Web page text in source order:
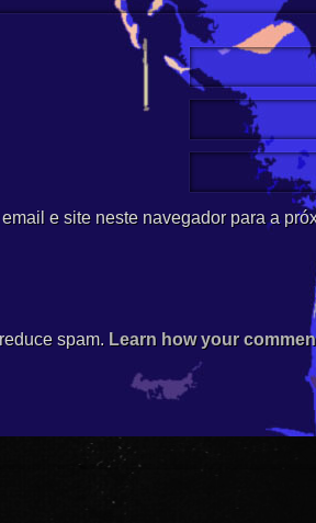
e site neste navegador para a
spam. Learn how your